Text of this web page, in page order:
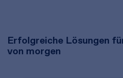
Erfolgreiche Lösungen
von morgen